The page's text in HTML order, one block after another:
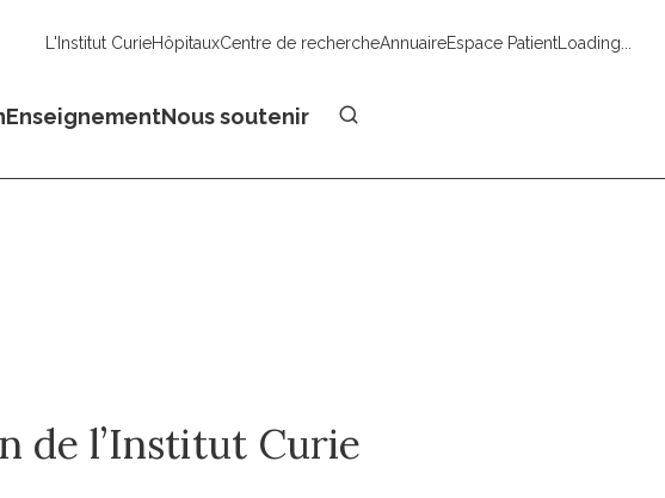
L'Institut CurieHôpitauxCentre de rechercheAnnuaireEspace PatientLoading...
EnseignementNous soutenir
de l’Institut Curie